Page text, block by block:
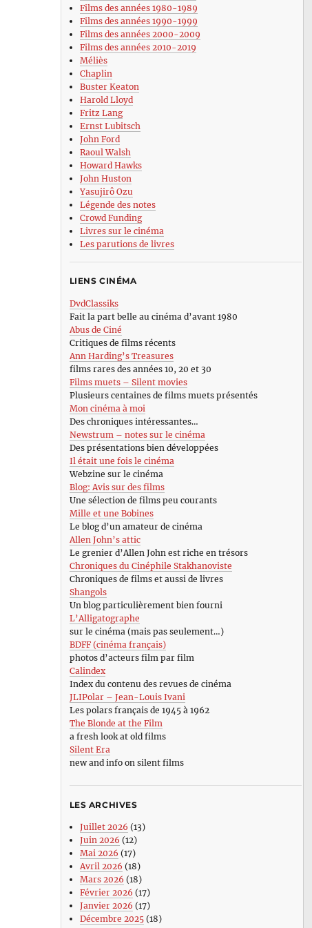
Films des années 1980-1989
Films des années 1990-1999
Films des années 2000-2009
Films des années 2010-2019
Méliès
Chaplin
Buster Keaton
Harold Lloyd
Fritz Lang
Ernst Lubitsch
John Ford
Raoul Walsh
Howard Hawks
John Huston
Yasujirô Ozu
Légende des notes
Crowd Funding
Livres sur le cinéma
Les parutions de livres
LIENS CINÉMA
DvdClassiks
Fait la part belle au cinéma d’avant 1980
Abus de Ciné
Critiques de films récents
Ann Harding’s Treasures
films rares des années 10, 20 et 30
Films muets – Silent movies
Plusieurs centaines de films muets présentés
Mon cinéma à moi
Des chroniques intéressantes…
Newstrum – notes sur le cinéma
Des présentations bien développées
Il était une fois le cinéma
Webzine sur le cinéma
Blog: Avis sur des films
Une sélection de films peu courants
Mille et une Bobines
Le blog d’un amateur de cinéma
Allen John’s attic
Le grenier d’Allen John est riche en trésors
Chroniques du Cinéphile Stakhanoviste
Chroniques de films et aussi de livres
Shangols
Un blog particulièrement bien fourni
L’Alligatographe
sur le cinéma (mais pas seulement…)
BDFF (cinéma français)
photos d’acteurs film par film
Calindex
Index du contenu des revues de cinéma
JLIPolar – Jean-Louis Ivani
Les polars français de 1945 à 1962
The Blonde at the Film
a fresh look at old films
Silent Era
new and info on silent films
LES ARCHIVES
Juillet 2026 (13)
Juin 2026 (12)
Mai 2026 (17)
Avril 2026 (18)
Mars 2026 (18)
Février 2026 (17)
Janvier 2026 (17)
Décembre 2025(18)